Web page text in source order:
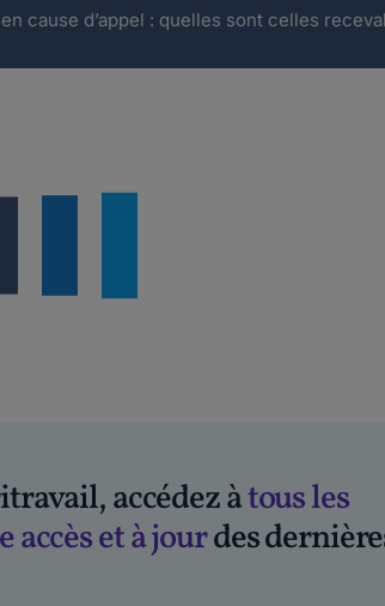
cause d’appel : quelles sont celles
accédez àtous les
accès et à jourdes